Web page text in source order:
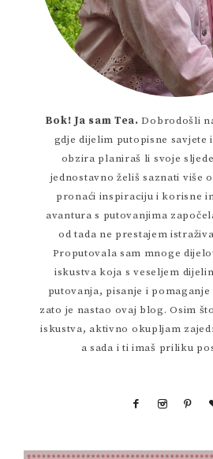
Bok! Ja sam Tea.Dobrodošli
gdje dijelim putopisne savjete
obzira planiraš li svoje
jednostavno želiš saznati više
pronaći inspiraciju i korisne
avantura s putovanjima
od tada ne prestajem
Proputovala sam mnoge
iskustva koja s veseljem
putovanja, pisanje i
zato je nastao ovaj blog. Osim
iskustva, aktivno okupljam
a sada i ti imaš priliku